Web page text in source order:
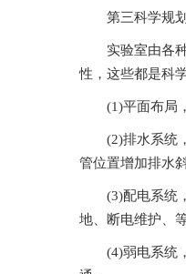
第三科学规划
实验室由各种技
性，这些都是
(1)平面布局，
(2)排水系统，
管位置增加排水斜度
(3)配电系统，
地、断电维护、
(4)弱电系统